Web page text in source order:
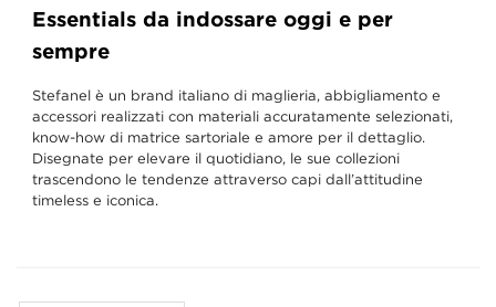
Essentials da indossare oggi e per
sempre
Stefanel è un brand italiano di maglieria, abbigliamento e
accessori realizzati con materiali accuratamente selezionati,
know-how di matrice sartoriale e amore per il dettaglio.
Disegnate per elevare il quotidiano, le sue collezioni
trascendono le tendenze attraverso capi dall’attitudine
timeless e iconica.